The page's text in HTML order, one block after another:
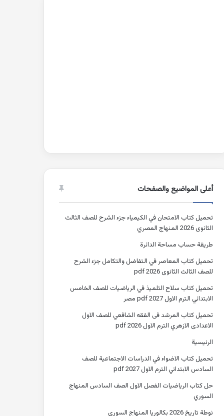
أعلى المواضيع والصفحات
تحميل كتاب الامتحان في الكيمياء جزء الشرح للصف الثالث
الثانوى 2026 المنهاج المصري
طريقة حساب مساحة الدائرة
تحميل كتاب المعاصر في التفاضل والتكامل جزء الشرح
للصف الثالث الثانوى 2026 pdf
تحميل كتاب سلاح التلميذ في الرياضيات للصف الخامس
الابتدائي الترم الاول 2027 pdf مصر
تحميل كتاب المرشد فى الفقه الشافعي للصف الاول
الاعدادى الازهري الترم الاول 2026 pdf
الرئيسية
تحميل كتاب الاضواء في الدراسات الاجتماعية للصف
السادس الابتدائي الترم الاول 2027 pdf
حل كتاب الرياضيات الفصل الاول الصف السادس المنهاج
السوري
نوطة تاريخ 2026 بكالوريا المنهاج السوري